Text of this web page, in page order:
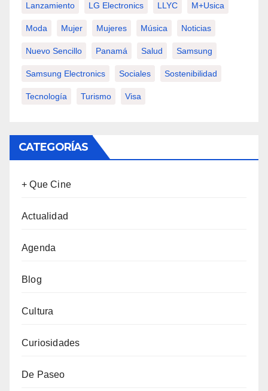
Lanzamiento LG Electronics LLYC M+usica
Moda Mujer Mujeres Música Noticias
Nuevo Sencillo Panamá Salud Samsung
Samsung Electronics Sociales Sostenibilidad
Tecnología Turismo Visa
CATEGORÍAS
+ Que Cine
Actualidad
Agenda
Blog
Cultura
Curiosidades
De Paseo